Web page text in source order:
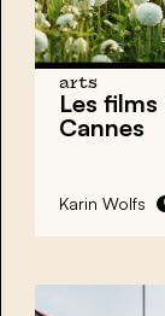
arts
Les
Cannes
Karin Wolfs